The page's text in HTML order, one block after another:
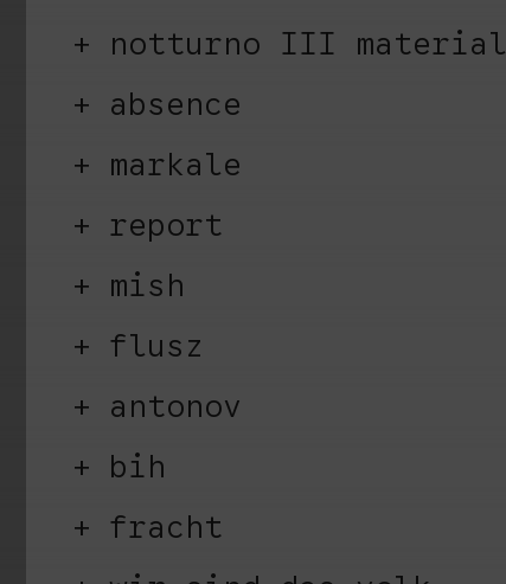
notturno III material
absence
markale
report
mish
flusz
antonov
bih
fracht